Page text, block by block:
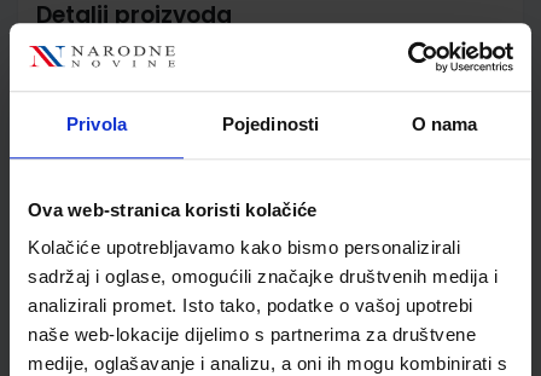
Privola Pojedinosti O nama
Ova web-stranica koristi kolačiće
Kolačiće upotrebljavamo kako bismo personalizirali
sadržaj i oglase, omogućili značajke društvenih medija i
analizirali promet. Isto tako, podatke o vašoj upotrebi
naše web-lokacije dijelimo s partnerima za društvene
medije, oglašavanje i analizu, a oni ih mogu kombinirati s
Detalji proizvoda
Šifra proizvoda
Jedinična mjera
kom